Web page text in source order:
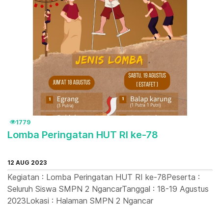
1779
Lomba Peringatan HUT RI ke-78
12 AUG 2023
Kegiatan : Lomba Peringatan HUT RI ke-78Peserta :
Seluruh Siswa SMPN 2 NgancarTanggal : 18-19 Agustus
2023Lokasi : Halaman SMPN 2 Ngancar